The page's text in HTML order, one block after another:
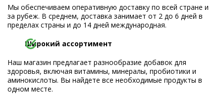
Мы обеспечиваем оперативную доставку по всей стране и
за рубеж. В среднем, доставка занимает от 2 до 6 дней в
пределах страны и до 14 дней международная.
Широкий ассортимент
Наш магазин предлагает разнообразие добавок для
здоровья, включая витамины, минералы, пробиотики и
аминокислоты. Вы найдете все необходимые продукты в
одном месте.